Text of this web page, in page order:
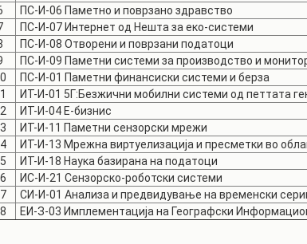
ПС-И-06 Паметно и поврзано здравство
ПС-И-07 Интернет од Нешта за еко-системи
ПС-И-08 Отворени и поврзани податоци
ПС-И-09 Паметни системи за производство и
ПС-И-01 Паметни финансиски системи и берза
ИТ-И-01 5Г:Безжични мобилни системи од петтата
ИТ-И-04 Е-бизнис
ИТ-И-11 Паметни сензорски мрежи
ИТ-И-13 Мрежна виртуелизација и пресметки во
ИТ-И-18 Наука базирана на податоци
ИС-И-21 Сензорско-роботски системи
СИ-И-01 Анализа и предвидување на временски
ЕИ-З-03 Имплементација на Географски